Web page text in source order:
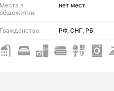
Места в
общежитии:
нет мест
Гражданство: РФ, СНГ, РБ